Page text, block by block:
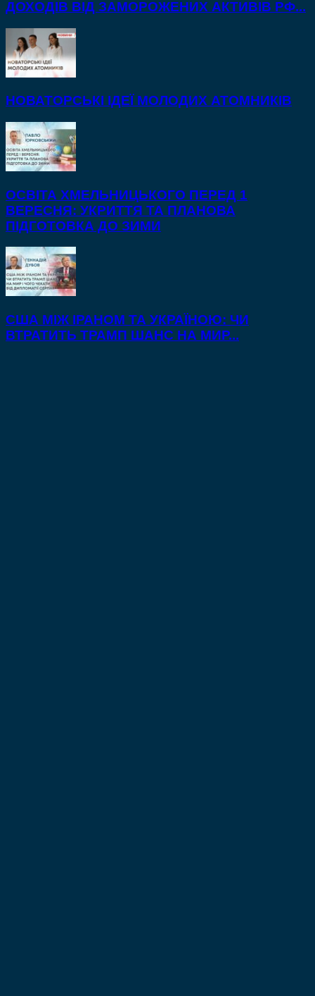
ДОХОДІВ ВІД ЗАМОРОЖЕНИХ АКТИВІВ РФ...
НОВАТОРСЬКІ ІДЕЇ МОЛОДИХ АТОМНИКІВ
ОСВІТА ХМЕЛЬНИЦЬКОГО ПЕРЕД 1
ВЕРЕСНЯ: УКРИТТЯ ТА ПЛАНОВА
ПІДГОТОВКА ДО ЗИМИ
США МІЖ ІРАНОМ ТА УКРАЇНОЮ: ЧИ
ВТРАТИТЬ ТРАМП ШАНС НА МИР...